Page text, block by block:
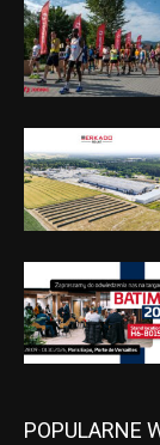
POPULARNE